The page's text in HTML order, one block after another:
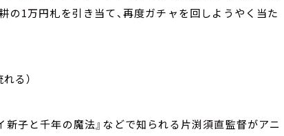
の1万円札を引き当て、再度ガチャを回しようやく当た
る）
新子と千年の魔法』などで知られる片渕須直監督がアニ